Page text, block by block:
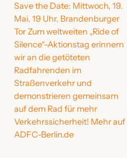
Save the Date: Mittwoch, 19.
Mai, 19 Uhr, Brandenburger
Tor Zum weltweiten „Ride of
Silence“-Aktionstag erinnern
wir an die getöteten
Radfahrenden im
Straßenverkehr und
demonstrieren gemeinsam
auf dem Rad für mehr
Verkehrssicherheit! Mehr auf
ADFC-Berlin.de